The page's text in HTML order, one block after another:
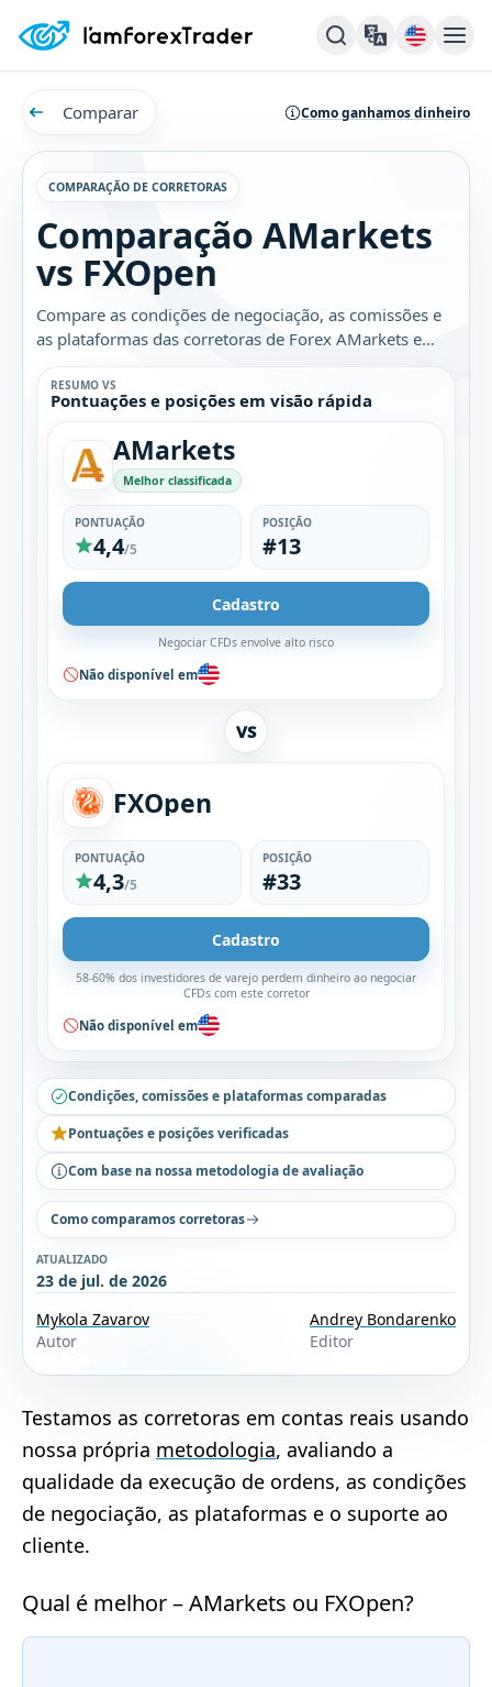
Comparar Como ganhamos dinheiro
COMPARAÇÃO DE CORRETORAS
Comparação AMarkets
vs FXOpen
Compare as condições de negociação, as comissões e
as plataformas das corretoras de Forex AMarkets e
FXOpen. Descubra qual é a melhor opção para você.
RESUMO VS
Pontuações e posições em visão rápida
AMarkets
Melhor classificada
PONTUAÇÃO
4,4/5
POSIÇÃO
#13
Cadastro
Negociar CFDs envolve alto risco
Não disponível em
VS
FXOpen
PONTUAÇÃO
4,3/5
POSIÇÃO
#33
Cadastro
58-60% dos investidores de varejo perdem dinheiro ao negociar
CFDs com este corretor
Não disponível em
Condições, comissões e plataformas comparadas
Pontuações e posições verificadas
Com base na nossa metodologia de avaliação
Como comparamos corretoras
ATUALIZADO
23 de jul. de 2026
Mykola Zavarov
Autor
Andrey Bondarenko
Editor
Testamos as corretoras em contas reais usando
nossa própria metodologia, avaliando a
qualidade da execução de ordens, as condições
de negociação, as plataformas e o suporte ao
cliente.
Qual é melhor – AMarkets ou FXOpen?